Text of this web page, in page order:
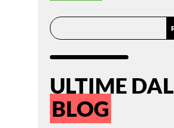
ULTIME DAL
BLOG